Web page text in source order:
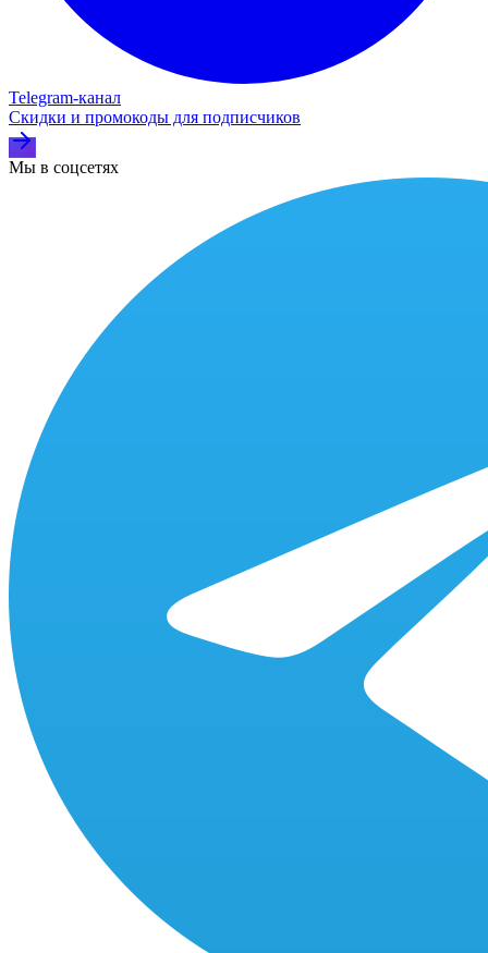
Telegram‑канал
Скидки и промокоды для подписчиков
Мы в соцсетях